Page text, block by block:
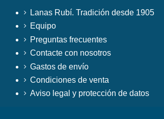
Lanas Rubí. Tradición desde 1905
Equipo
Preguntas frecuentes
Contacte con nosotros
Gastos de envío
Condiciones de venta
Aviso legal y protección de datos